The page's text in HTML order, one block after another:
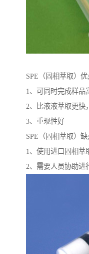
SPE（固相萃取）优
1、可同时完成样品
2、比液液萃取更快
3、重现性好
SPE（固相萃取）缺
1、使用进口固相萃
2、需要人员协助进